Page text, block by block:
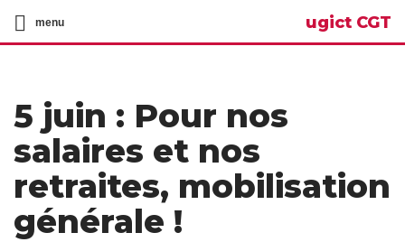
menu ugict CGT
5 juin : Pour nos
salaires et nos
retraites, mobilisation
générale !